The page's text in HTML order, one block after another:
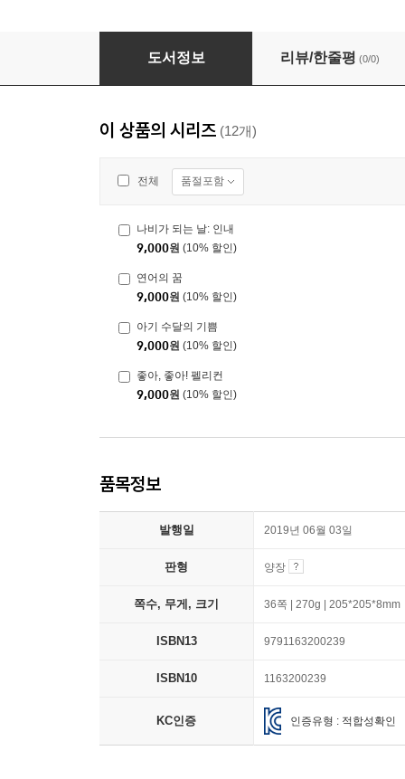
부웅 부웅 꿀벌 가족
도서정보 리뷰/한줄평 (0/0)
이 상품의 시리즈 (12개)
전체 품절포함
나비가 되는 날: 인내
9,000원 (10% 할인)
연어의 꿈
9,000원 (10% 할인)
아기 수달의 기쁨
9,000원 (10% 할인)
좋아, 좋아! 펠리컨
9,000원 (10% 할인)
품목정보
발행일 2019년 06월 03일
판형 양장
쪽수, 무게, 크기 36쪽 | 270g | 205*205*8mm
ISBN13 9791163200239
ISBN10 1163200239
KC인증 인증유형 : 적합성확인